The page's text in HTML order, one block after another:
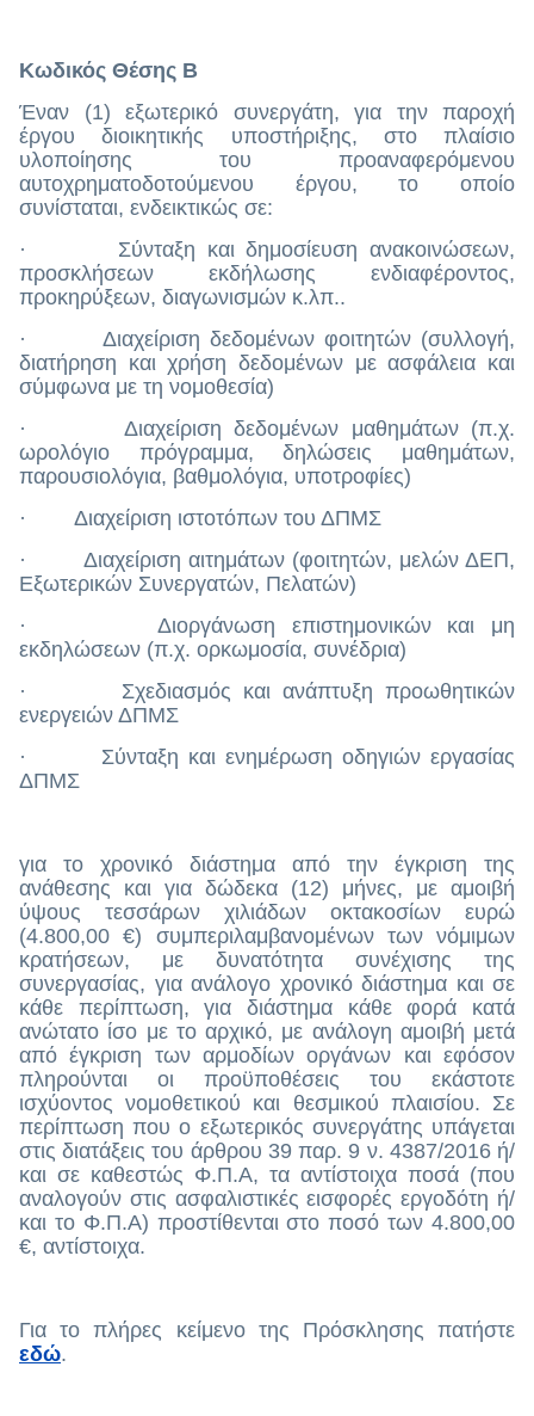
Κωδικός Θέσης Β
Έναν (1) εξωτερικό συνεργάτη, για την παροχή
έργου διοικητικής υποστήριξης, στο πλαίσιο
υλοποίησης του προαναφερόμενου
αυτοχρηματοδοτούμενου έργου, το οποίο
συνίσταται, ενδεικτικώς σε:
· Σύνταξη και δημοσίευση ανακοινώσεων,
προσκλήσεων εκδήλωσης ενδιαφέροντος,
προκηρύξεων, διαγωνισμών κ.λπ..
· Διαχείριση δεδομένων φοιτητών (συλλογή,
διατήρηση και χρήση δεδομένων με ασφάλεια και
σύμφωνα με τη νομοθεσία)
· Διαχείριση δεδομένων μαθημάτων (π.χ.
ωρολόγιο πρόγραμμα, δηλώσεις μαθημάτων,
παρουσιολόγια, βαθμολόγια, υποτροφίες)
· Διαχείριση ιστοτόπων του ΔΠΜΣ
· Διαχείριση αιτημάτων (φοιτητών, μελών ΔΕΠ,
Εξωτερικών Συνεργατών, Πελατών)
· Διοργάνωση επιστημονικών και μη
εκδηλώσεων (π.χ. ορκωμοσία, συνέδρια)
· Σχεδιασμός και ανάπτυξη προωθητικών
ενεργειών ΔΠΜΣ
· Σύνταξη και ενημέρωση οδηγιών εργασίας
ΔΠΜΣ
για το χρονικό διάστημα από την έγκριση της
ανάθεσης και για δώδεκα (12)
μήνες, με αμοιβή
ύψους τεσσάρων χιλιάδων οκτακοσίων ευρώ
(4.800,00 €) συμπεριλαμβανομένων των νόμιμων
κρατήσεων, με δυνατότητα συνέχισης της
συνεργασίας, για ανάλογο χρονικό διάστημα και σε
κάθε περίπτωση, για διάστημα κάθε φορά κατά
ανώτατο ίσο με το αρχικό, με ανάλογη αμοιβή μετά
από έγκριση των αρμοδίων οργάνων και εφόσον
πληρούνται οι προϋποθέσεις του εκάστοτε
ισχύοντος νομοθετικού και θεσμικού πλαισίου. Σε
περίπτωση που ο εξωτερικός συνεργάτης υπάγεται
στις διατάξεις του άρθρου 39 παρ. 9 ν. 4387/2016 ή/
και σε καθεστώς Φ.Π.Α, τα αντίστοιχα ποσά (που
αναλογούν στις ασφαλιστικές εισφορές εργοδότη ή/
και το Φ.Π.Α) προστίθενται στο ποσό των 4.800,00
€, αντίστοιχα.
Για το πλήρες κείμενο της Πρόσκλησης πατήστε
εδώ.